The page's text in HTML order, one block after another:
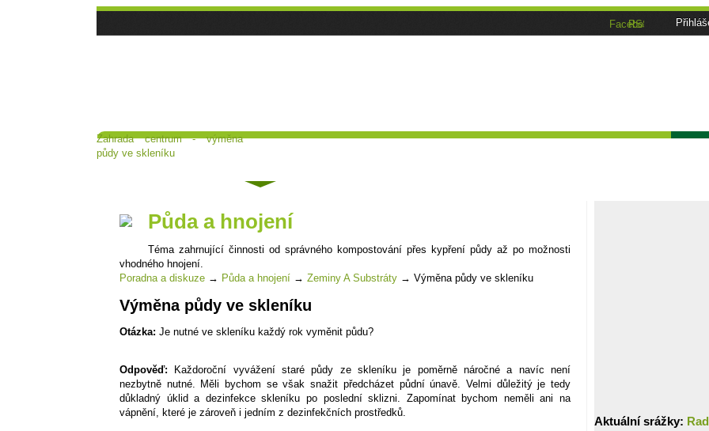
Facebook
RSS
Zahrada centrum - výměna
půdy ve skleníku
Hlavní strana
Půda a hnojení
Téma zahrnující činnosti od správného kompostování přes kypření půdy až po možnosti
vhodného hnojení.
Poradna a diskuze → Půda a hnojení → Zeminy A Substráty → Výměna půdy ve skleníku
Výměna půdy ve skleníku
Otázka: Je nutné ve skleníku každý rok vyměnit půdu?
Odpověď: Každoroční vyvážení staré půdy ze skleníku je poměrně náročné a navíc není
nezbytně nutné. Měli bychom se však snažit předcházet půdní únavě. Velmi důležitý je tedy
důkladný úklid a dezinfekce skleníku po poslední sklizni. Zapomínat bychom neměli ani na
vápnění, které je zároveň i jedním z dezinfekčních prostředků.
Aktuální srážky: